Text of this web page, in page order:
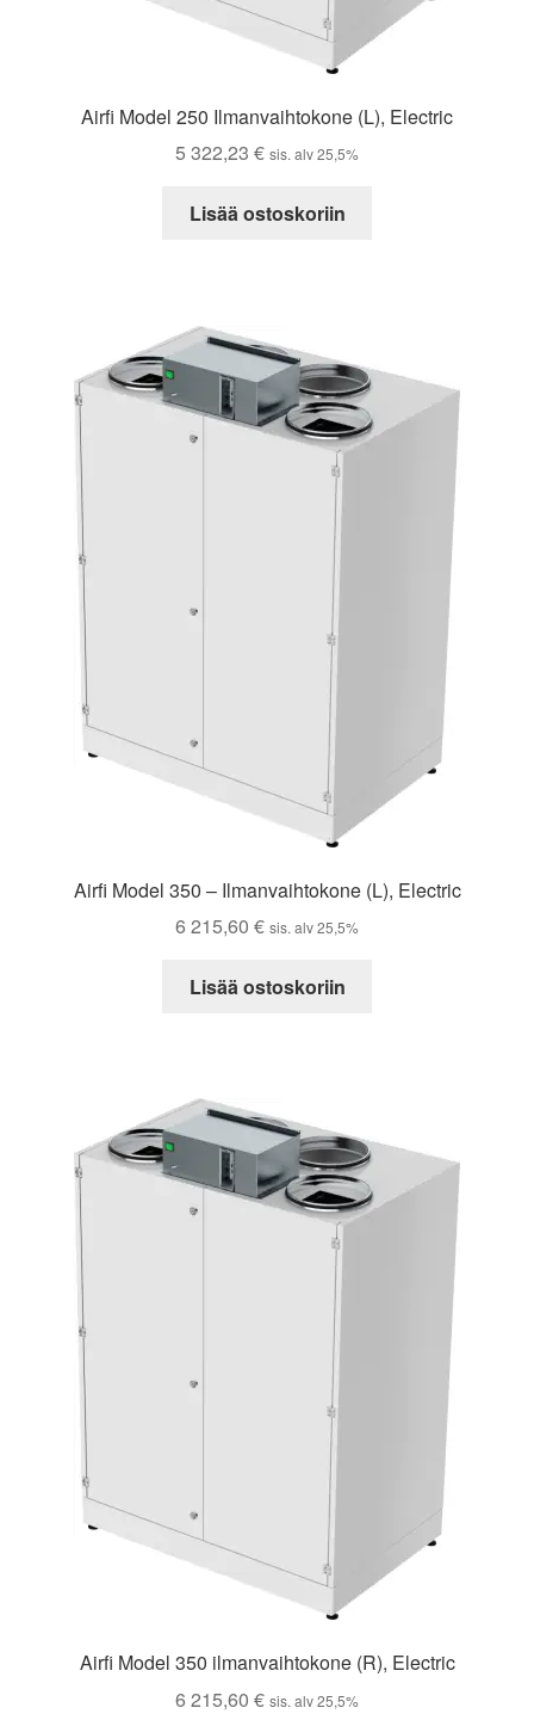
Airfi Model 250 Ilmanvaihtokone (L), Electric
5 322,23 € sis. alv 25,5%
Lisää ostoskoriin
Airfi Model 350 – Ilmanvaihtokone (L), Electric
6 215,60 € sis. alv 25,5%
Lisää ostoskoriin
Airfi Model 350 ilmanvaihtokone (R), Electric
6 215,60 € sis. alv 25,5%